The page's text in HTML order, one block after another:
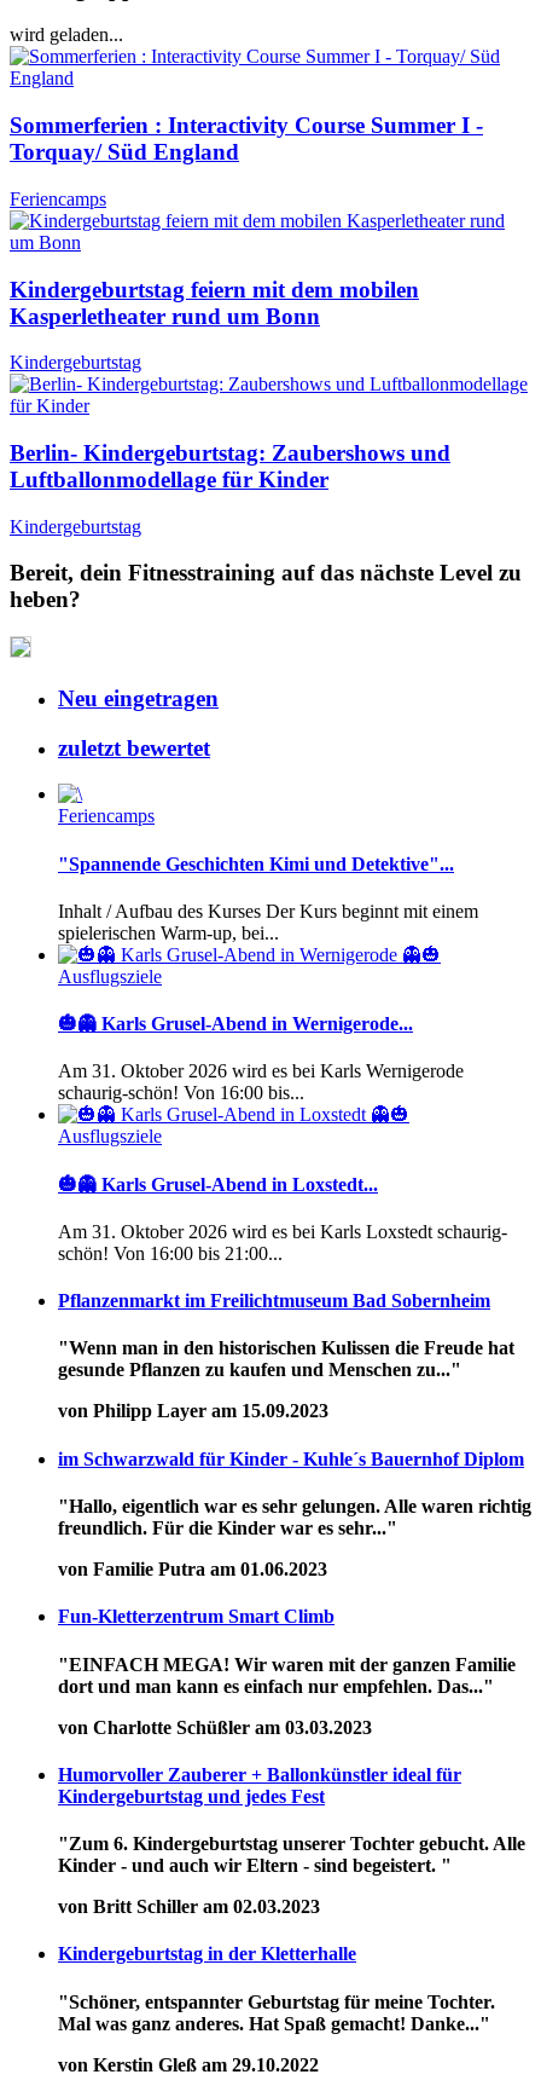
wird geladen...
Sommerferien : Interactivity Course Summer I -
Torquay/ Süd England
Feriencamps
Kindergeburtstag feiern mit dem mobilen
Kasperletheater rund um Bonn
Kindergeburtstag
Berlin- Kindergeburtstag: Zaubershows und
Luftballonmodellage für Kinder
Kindergeburtstag
Bereit, dein Fitnesstraining auf das nächste Level zu
heben?
Neu eingetragen
zuletzt bewertet
Feriencamps
"Spannende Geschichten Kimi und Detektive"...
Inhalt / Aufbau des Kurses Der Kurs beginnt mit einem
spielerischen Warm-up, bei...
Ausflugsziele
🎃👻 Karls Grusel-Abend in Wernigerode...
Am 31. Oktober 2026 wird es bei Karls Wernigerode
schaurig-schön! Von 16:00 bis...
Ausflugsziele
🎃👻 Karls Grusel-Abend in Loxstedt...
Am 31. Oktober 2026 wird es bei Karls Loxstedt schaurig-
schön! Von 16:00 bis 21:00...
Pflanzenmarkt im Freilichtmuseum Bad Sobernheim
"Wenn man in den historischen Kulissen die Freude hat
gesunde Pflanzen zu kaufen und Menschen zu..."
von Philipp Layer am 15.09.2023
im Schwarzwald für Kinder - Kuhle´s Bauernhof Diplom
"Hallo, eigentlich war es sehr gelungen. Alle waren richtig
freundlich. Für die Kinder war es sehr..."
von Familie Putra am 01.06.2023
Fun-Kletterzentrum Smart Climb
"EINFACH MEGA! Wir waren mit der ganzen Familie
dort und man kann es einfach nur empfehlen. Das..."
von Charlotte Schüßler am 03.03.2023
Humorvoller Zauberer + Ballonkünstler ideal für
Kindergeburtstag und jedes Fest
"Zum 6. Kindergeburtstag unserer Tochter gebucht. Alle
Kinder - und auch wir Eltern - sind begeistert. "
von Britt Schiller am 02.03.2023
Kindergeburtstag in der Kletterhalle
"Schöner, entspannter Geburtstag für meine Tochter.
Mal was ganz anderes. Hat Spaß gemacht! Danke..."
von Kerstin Gleß am 29.10.2022